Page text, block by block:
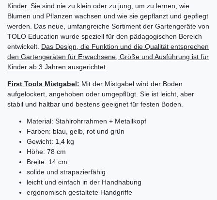
Kinder. Sie sind nie zu klein oder zu jung, um zu lernen, wie
Blumen und Pflanzen wachsen und wie sie gepflanzt und gepflegt
werden. Das neue, umfangreiche Sortiment der Gartengeräte von
TOLO Education wurde speziell für den pädagogischen Bereich
entwickelt. Das Design, die Funktion und die Qualität entsprechen
den Gartengeräten für Erwachsene, Größe und Ausführung ist für
Kinder ab 3 Jahren ausgerichtet.
First Tools Mistgabel: Mit der Mistgabel wird der Boden
aufgelockert, angehoben oder umgepflügt. Sie ist leicht, aber
stabil und haltbar und bestens geeignet für festen Boden.
Material: Stahlrohrrahmen + Metallkopf
Farben: blau, gelb, rot und grün
Gewicht: 1,4 kg
Höhe: 78 cm
Breite: 14 cm
solide und strapazierfähig
leicht und einfach in der Handhabung
ergonomisch gestaltete Handgriffe